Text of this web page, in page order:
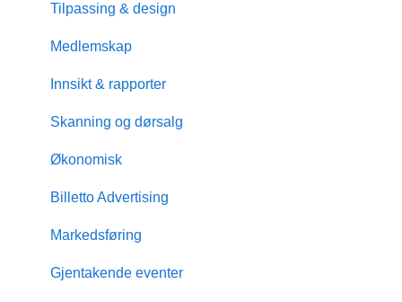
Tilpassing & design
Medlemskap
Innsikt & rapporter
Skanning og dørsalg
Økonomisk
Billetto Advertising
Markedsføring
Gjentakende eventer